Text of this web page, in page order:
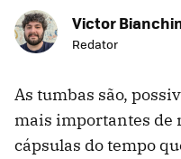
Victor
Redator
As tumbas são,
mais importantes de
cápsulas do tempo